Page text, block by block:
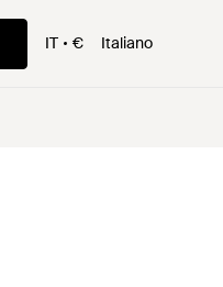
IT € Italiano